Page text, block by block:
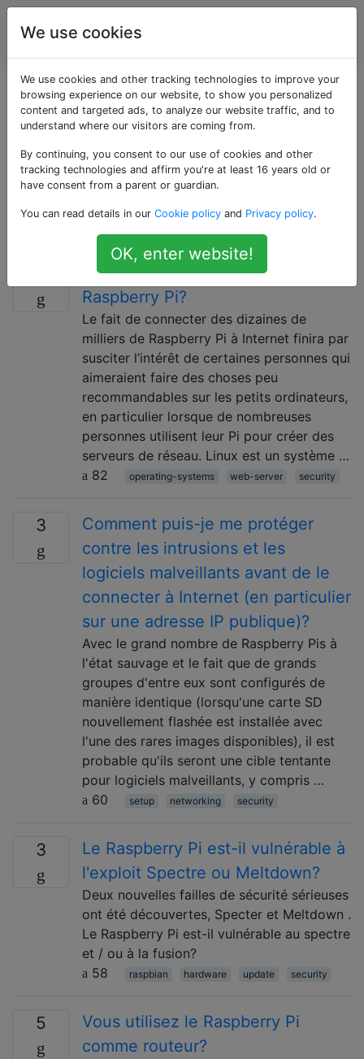
Raspberry
Pi
Questions marquées
«security»
Questions liées à la sécurité des données sur le
son utilisation dans un système de sécurité (par
exemple comme pare-feu).
Que devrait-on faire pour sécuriser
Raspberry Pi?
Le fait de connecter des dizaines de
milliers de Raspberry Pi à Internet finira par
susciter l’intérêt de certaines personnes qui
aimeraient faire des choses peu
recommandables sur les petits ordinateurs,
en particulier lorsque de nombreuses
personnes utilisent leur Pi pour créer des
serveurs de réseau. Linux est un système …
82
operating-systems web-server security
3
Comment puis-je me protéger
contre les intrusions et les
logiciels malveillants avant de le
connecter à Internet (en particulier
sur une adresse IP publique)?
Avec le grand nombre de Raspberry Pis à
l'état sauvage et le fait que de grands
groupes d'entre eux sont configurés de
manière identique (lorsqu'une carte SD
nouvellement flashée est installée avec
l'une des rares images disponibles), il est
probable qu'ils seront une cible tentante
pour logiciels malveillants, y compris …
60
setup networking security
3
Le Raspberry Pi est-il vulnérable à
l'exploit Spectre ou Meltdown?
Deux nouvelles failles de sécurité sérieuses
ont été découvertes, Specter et Meltdown .
Le Raspberry Pi est-il vulnérable au spectre
et / ou à la fusion?
58
raspbian hardware update security
5
Vous utilisez le Raspberry Pi
comme routeur?
We use cookies
We use cookies and other tracking technologies to improve your
browsing experience on our website, to show you personalized
content and targeted ads, to analyze our website traffic, and to
understand where our visitors are coming from.
By continuing, you consent to our use of cookies and other
tracking technologies and affirm you're at least 16 years old or
have consent from a parent or guardian.
You can read details in our Cookie policy and Privacy policy.
OK, enter website!